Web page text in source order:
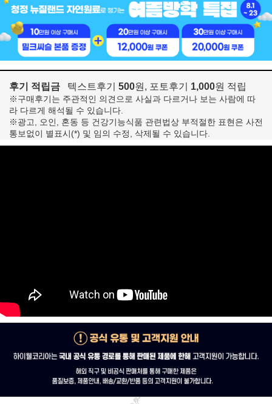
후기 적립금 텍스트후기 500원, 포토후기 1,000원 적립
※구매후기는 주관적인 의견으로 사실과 다르거나 보는 사람에 따
라 다르게 해석될 수 있습니다.
※광고, 오인, 혼동 등 건강기능식품 관련법상 부적절한 표현은 사전
통보없이 별표시(*) 및 임의 수정, 삭제될 수 있습니다.